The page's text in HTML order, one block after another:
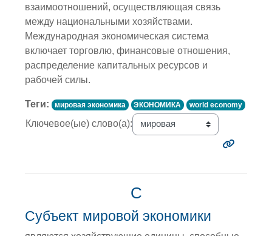
взаимоотношений, осуществляющая связь
между национальными хозяйствами.
Международная экономическая система
включает торговлю, финансовые отношения,
распределение капитальных ресурсов и
рабочей силы.
Теги: мировая экономика ЭКОНОМИКА world economy
Ключевое(ые) слово(а):
С
Субъект мировой экономики